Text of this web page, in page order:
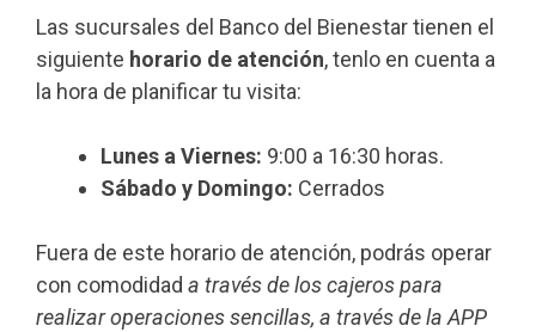
Las sucursales del Banco del Bienestar tienen el
siguiente horario de atención, tenlo en cuenta a
la hora de planificar tu visita:
Lunes a Viernes: 9:00 a 16:30 horas.
Sábado y Domingo: Cerrados
Fuera de este horario de atención, podrás operar
con comodidad a través de los cajeros para
realizar operaciones sencillas, a través de la APP